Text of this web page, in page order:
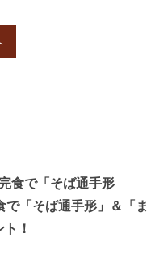
食で「そば通手形
「そば通手形」＆「ま
！